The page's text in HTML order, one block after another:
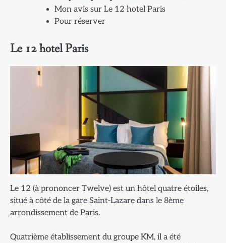
Mon avis sur Le 12 hotel Paris
Pour réserver
Le 12 hotel Paris
Le 12 (à prononcer Twelve) est un hôtel quatre étoiles,
situé à côté de la gare Saint-Lazare dans le 8ème
arrondissement de Paris.
Quatrième établissement du groupe KM, il a été